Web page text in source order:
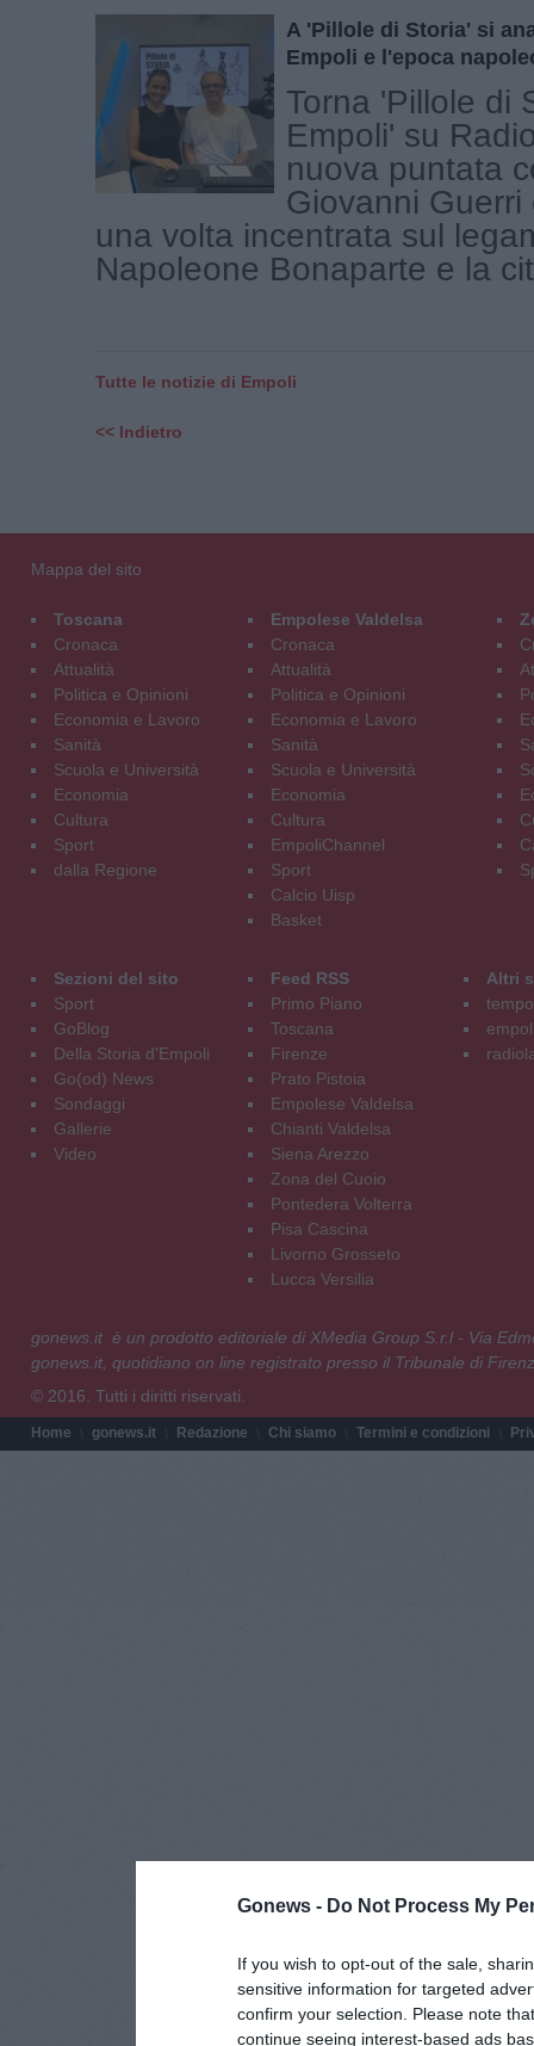
Gonews - Do Not Process My
If you wish to opt-out of the sale,
sensitive information for targeted
confirm your selection. Please note
continue seeing interest-based ads
A 'Pillole di Storia' si
Empoli e l'epoca
Torna 'Pillole di
Empoli' su
nuova puntata
Giovanni Guerri
una volta incentrata sul
Napoleone Bonaparte e la
Tutte le notizie di Empoli
<< Indietro
Mappa del sito
Toscana
Cronaca
Attualità
Politica e Opinioni
Economia e Lavoro
Sanità
Scuola e Università
Economia
Cultura
Sport
dalla Regione
Empolese Valdelsa
Cronaca
Attualità
Politica e Opinioni
Economia e Lavoro
Sanità
Scuola e Università
Economia
Cultura
EmpoliChannel
Sport
Calcio Uisp
Basket
Sezioni del sito
Sport
GoBlog
Della Storia d'Empoli
Go(od) News
Sondaggi
Gallerie
Video
Feed RSS
Primo Piano
Toscana
Firenze
Prato Pistoia
Empolese Valdelsa
Chianti Valdelsa
Siena Arezzo
Zona del Cuoio
Pontedera Volterra
Pisa Cascina
Livorno Grosseto
Lucca Versilia
Altri
gonews.it è un prodotto editoriale di XMedia Group S.r.l - Via
gonews.it, quotidiano on line registrato presso il Tribunale di
© 2016. Tutti i diritti riservati.
Home gonews.it Redazione Chi siamo Termini e condizioni